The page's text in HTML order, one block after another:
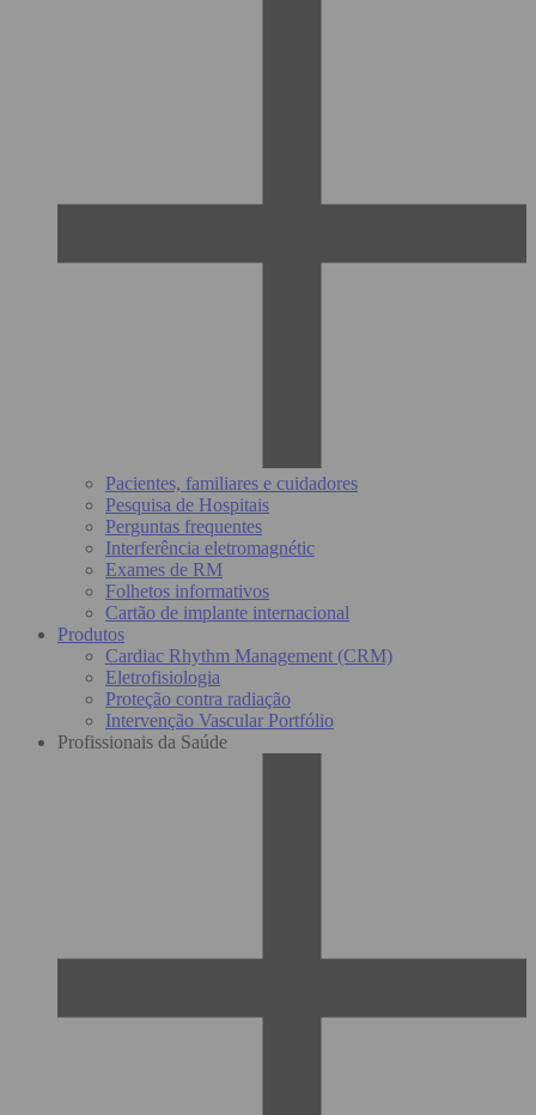
Pacientes, familiares e cuidadores
Pesquisa de Hospitais
Perguntas frequentes
Interferência eletromagnétic
Exames de RM
Folhetos informativos
Cartão de implante internacional
Produtos
Cardiac Rhythm Management (CRM)
Eletrofisiologia
Proteção contra radiação
Intervenção Vascular Portfólio
Profissionais da Saúde